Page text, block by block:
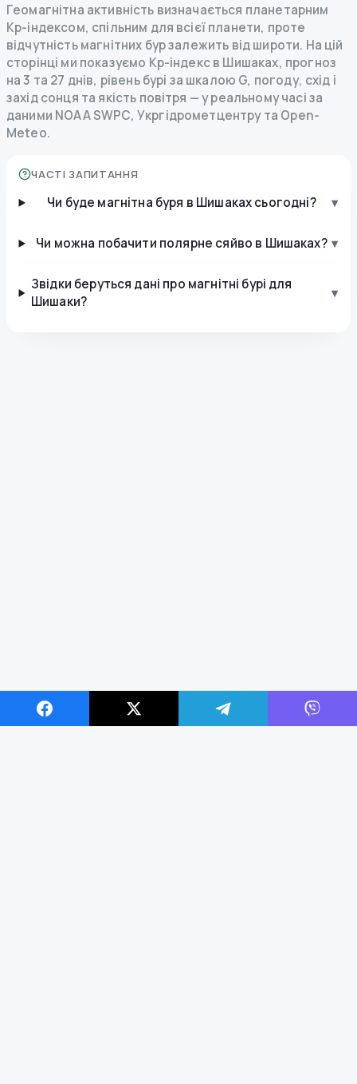
Геомагнітна активність визначається планетарним
Kp-індексом, спільним для всієї планети, проте
відчутність магнітних бур залежить від широти. На цій
сторінці ми показуємо Kp-індекс в Шишаках, прогноз
на 3 та 27 днів, рівень бурі за шкалою G, погоду, схід і
захід сонця та якість повітря — у реальному часі за
даними NOAA SWPC, Укргідрометцентру та Open-
Meteo.
ЧАСТІ ЗАПИТАННЯ
Чи буде магнітна буря в Шишаках сьогодні? ▾
Чи можна побачити полярне сяйво в Шишаках? ▾
Звідки беруться дані про магнітні бурі для
Шишаки?
▾